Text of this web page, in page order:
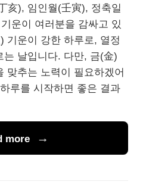
亥), 임인월(壬寅), 정축일
운이 여러분을 감싸고 있
기운이 강한 하루로, 열정
는 날입니다. 다만, 금(金)
맞추는 노력이 필요하겠어
루를 시작하면 좋은 결과
more